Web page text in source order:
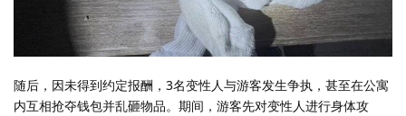
随后，因未得到约定报酬，3名变性人与游客发生争执，甚至在公寓
内互相抢夺钱包并乱砸物品。期间，游客先对变性人进行身体攻